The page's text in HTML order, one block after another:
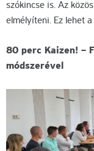
szókincse is. Az
elmélyíteni. Ez lehet
80 perc Kaizen! –
módszerével